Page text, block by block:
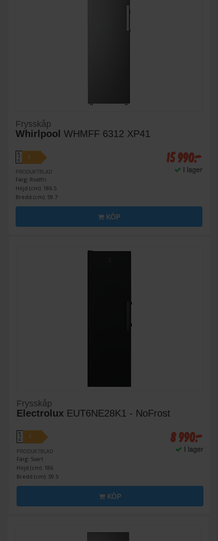
Frysskåp
Whirlpool WHMFF 6312 XP41
A
↑
G
E
PRODUKTBLAD
Färg: Rostfri
Höjd (cm): 186.5
Bredd (cm): 59.7
15 990:-
I lager
KÖP
Frysskåp
Electrolux EUT6NE28K1 - NoFrost
A
↑
G
E
PRODUKTBLAD
Färg: Svart
Höjd (cm): 186
Bredd (cm): 59.5
8 990:-
I lager
KÖP